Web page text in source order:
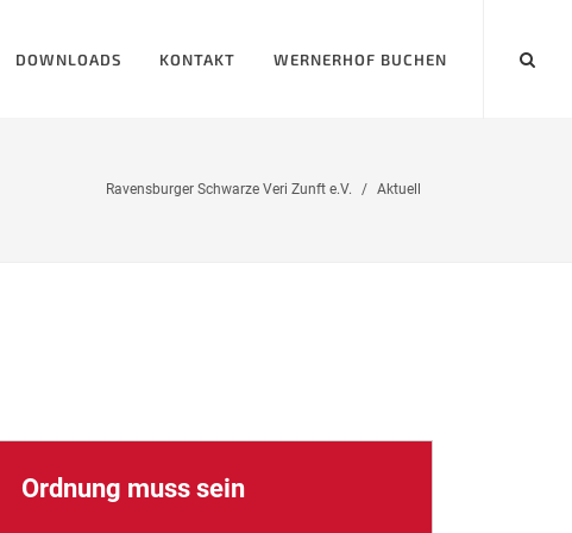
DOWNLOADS KONTAKT WERNERHOF BUCHEN
Ravensburger Schwarze Veri Zunft e.V. Aktuell
Ordnung muss sein